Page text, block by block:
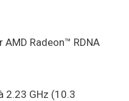
Radeon™ RDNA
2.23 GHz (10.3